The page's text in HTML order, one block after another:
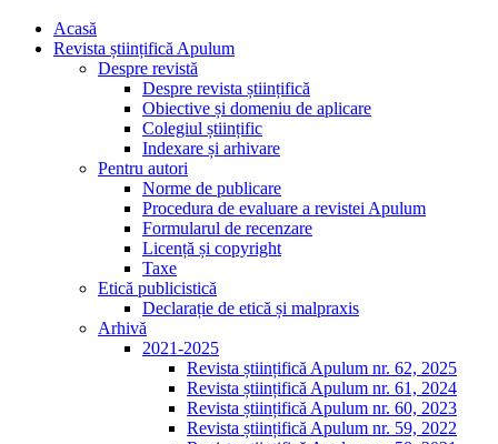
Acasă
Revista științifică Apulum
Despre revistă
Despre revista științifică
Obiective și domeniu de aplicare
Colegiul științific
Indexare și arhivare
Pentru autori
Norme de publicare
Procedura de evaluare a revistei Apulum
Formularul de recenzare
Licență și copyright
Taxe
Etică publicistică
Declarație de etică și malpraxis
Arhivă
2021-2025
Revista științifică Apulum nr. 62, 2025
Revista științifică Apulum nr. 61, 2024
Revista științifică Apulum nr. 60, 2023
Revista științifică Apulum nr. 59, 2022